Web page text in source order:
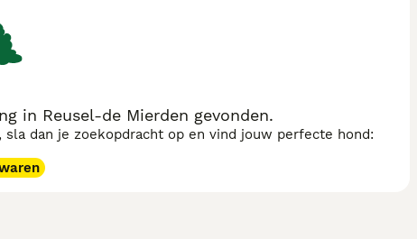
in Reusel-de Mierden gevonden.
dan je zoekopdracht op en vind jouw perfecte hond: